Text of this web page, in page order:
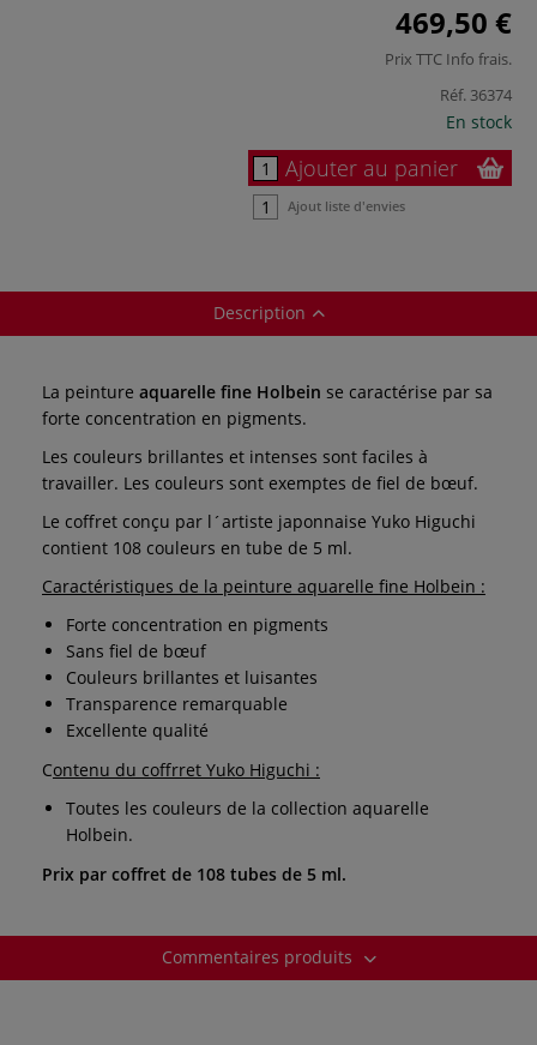
469,50 €
Prix TTC Info frais.
Réf. 36374
En stock
Ajouter au panier
Ajout liste d'envies
Description
La peinture aquarelle fine Holbein se caractérise par sa
forte concentration en pigments.
Les couleurs brillantes et intenses sont faciles à
travailler. Les couleurs sont exemptes de fiel de bœuf.
Le coffret conçu par l´artiste japonnaise Yuko Higuchi
contient 108 couleurs en tube de 5 ml.
Caractéristiques de la peinture aquarelle fine Holbein :
Forte concentration en pigments
Sans fiel de bœuf
Couleurs brillantes et luisantes
Transparence remarquable
Excellente qualité
Contenu du coffrret Yuko Higuchi :
Toutes les couleurs de la collection aquarelle
Holbein.
Prix par coffret de 108 tubes de 5 ml.
Commentaires produits